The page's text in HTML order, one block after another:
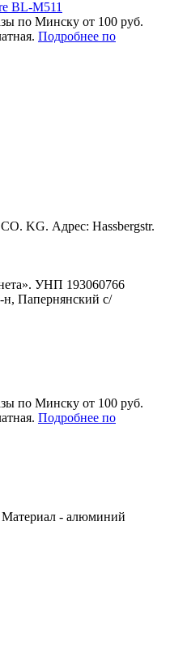
по Минску от 100 руб.
Подробнее по
KG. Адрес: Hassbergstr.
УНП 193060766
Папернянский с/
по Минску от 100 руб.
Подробнее по
Материал - алюминий